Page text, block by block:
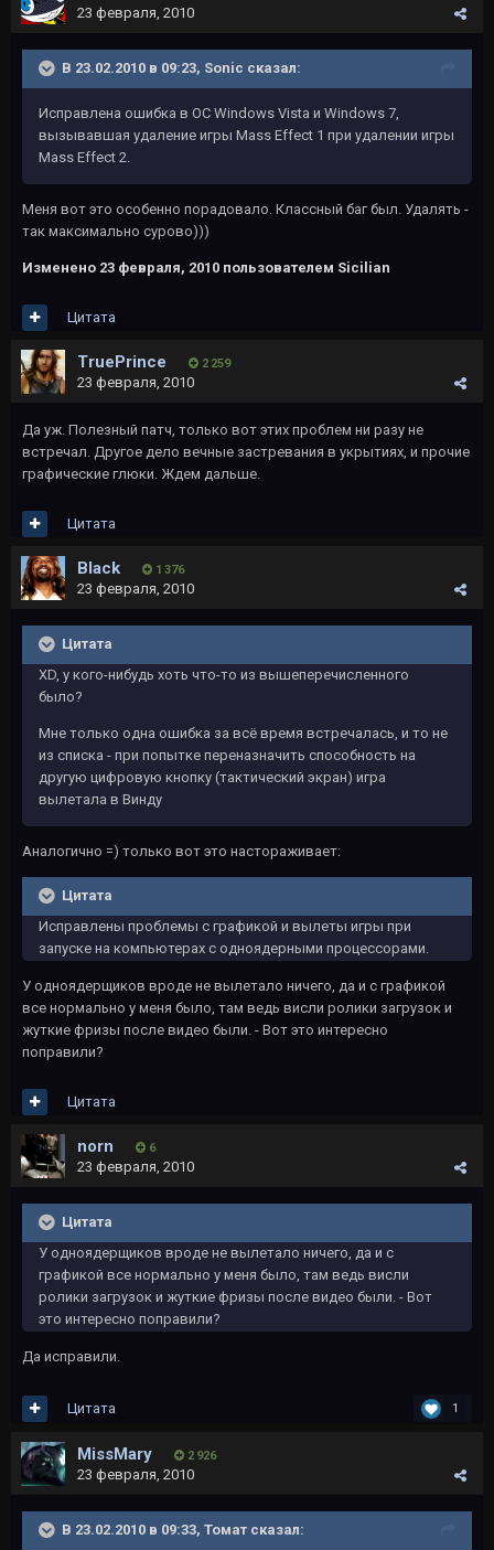
23 февраля, 2010
В 23.02.2010 в 09:23, Sonic сказал:
Исправлена ошибка в ОС Windows Vista и Windows 7,
вызывавшая удаление игры Mass Effect 1 при удалении игры
Mass Effect 2.
Меня вот это особенно порадовало. Классный баг был. Удалять -
так максимально сурово)))
Изменено 23 февраля, 2010 пользователем Sicilian
Цитата
TruePrince 2 259
23 февраля, 2010
Да уж. Полезный патч, только вот этих проблем ни разу не
встречал. Другое дело вечные застревания в укрытиях, и прочие
графические глюки. Ждем дальше.
Цитата
Black 1 376
23 февраля, 2010
Цитата
XD, у кого-нибудь хоть что-то из вышеперечисленного
было?
Мне только одна ошибка за всё время встречалась, и то не
из списка - при попытке переназначить способность на
другую цифровую кнопку (тактический экран) игра
вылетала в Винду
Аналогично =) только вот это настораживает:
Цитата
Исправлены проблемы с графикой и вылеты игры при
запуске на компьютерах с одноядерными процессорами.
У одноядерщиков вроде не вылетало ничего, да и с графикой
все нормально у меня было, там ведь висли ролики загрузок и
жуткие фризы после видео были. - Вот это интересно
поправили?
Цитата
norn 6
23 февраля, 2010
Цитата
У одноядерщиков вроде не вылетало ничего, да и с
графикой все нормально у меня было, там ведь висли
ролики загрузок и жуткие фризы после видео были. - Вот
это интересно поправили?
Да исправили.
1
Цитата
MissMary 2 926
23 февраля, 2010
В 23.02.2010 в 09:33, Томат сказал: